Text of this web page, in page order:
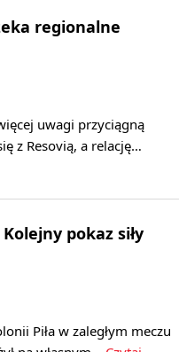
regionalne
uwagi przyciągną
z Resovią, a relację…
pokaz siły
Piła w zaległym meczu